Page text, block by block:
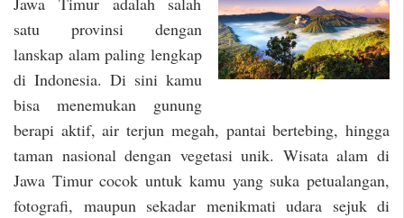
t
i
o
n
satu provinsi dengan
lanskap alam paling lengkap
di Indonesia. Di sini kamu
bisa menemukan gunung
berapi aktif, air terjun megah, pantai bertebing, hingga
taman nasional dengan vegetasi unik. Wisata alam di
Jawa Timur cocok untuk kamu yang suka petualangan,
fotografi, maupun sekadar menikmati udara sejuk di